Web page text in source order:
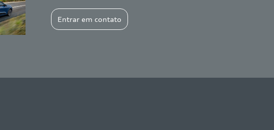
Entrar em contato